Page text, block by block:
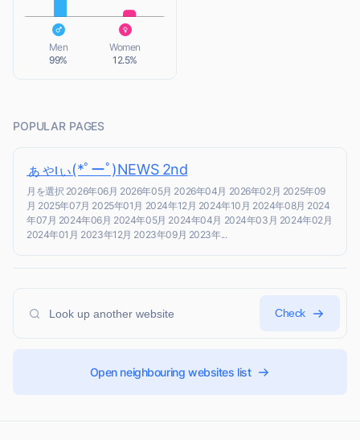
Men
99%
Women
12.5%
POPULAR PAGES
ぁゃιぃ(*ﾟーﾟ)NEWS 2nd
月を選択 2026年06月 2026年05月 2026年04月 2026年02月 2025年09
月 2025年07月 2025年01月 2024年12月 2024年10月 2024年08月 2024
年07月 2024年06月 2024年05月 2024年04月 2024年03月 2024年02月
2024年01月 2023年12月 2023年09月 2023年...
Check
Open neighbouring websites list